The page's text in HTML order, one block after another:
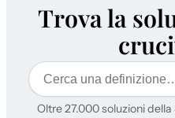
Trova la
Cerca
Oltre 27.000 soluzioni